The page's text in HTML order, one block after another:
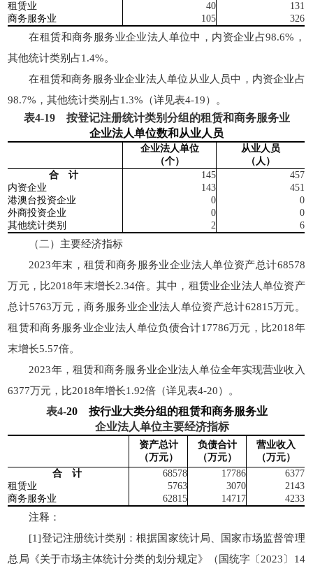
租赁业
40
131
商务服务业
105 326
在租赁和商务服务业企业法人单位中，内资企业占98.6%，
其他统计类别占1.4%。
在租赁和商务服务业企业法人单位从业人员中，内资企业占
98.7%，其他统计类别占1.3%（详见表4-19）。
表4-19按登记注册统计类别分组的租赁和商务服务业
企业法人单位数和从业人员
企业法人单位
（个）
从业人员
（人）
合 计
145
457
内资企业
143
451
港澳台投资企业 0
0
外商投资企业
0
0
其他统计类别
2 6
（二）主要经济指标
2023年末，租赁和商务服务业企业法人单位资产总计68578
万元，比2018年末增长2.34倍。其中，租赁业企业法人单位资产
总计5763万元，商务服务业企业法人单位资产总计62815万元。
租赁和商务服务业企业法人单位负债合计17786万元，比2018年
末增长5.57倍。
2023年，租赁和商务服务业企业法人单位全年实现营业收入
6377万元，比2018年增长1.92倍（详见表4-20）。
表4-20按行业大类分组的租赁和商务服务业
企业法人单位主要经济指标
资产总计
（万元）
负债合计
（万元）
营业收入
（万元）
合 计
68578 17786
6377
租赁业
5763 3070
2143
商务服务业
62815 14717 4233
注释：
[1]登记注册统计类别：根据国家统计局、国家市场监督管理
总局《关于市场主体统计分类的划分规定》（国统字〔2023〕14